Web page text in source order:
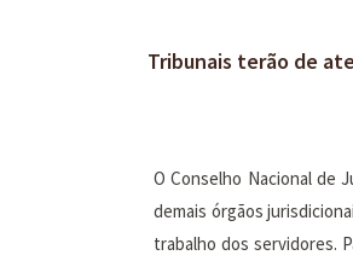
Tribunais terão de
O Conselho Nacional de
demais órgãos
trabalho dos servidores.